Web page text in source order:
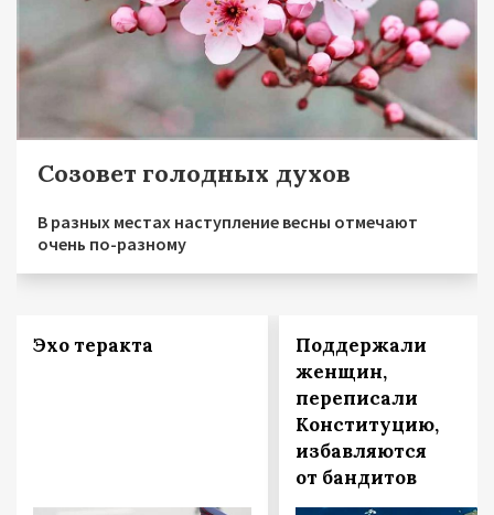
Созовет голодных духов
В разных местах наступление весны отмечают
очень по-разному
Эхо теракта
Поддержали
женщин,
переписали
Конституцию,
избавляются
от бандитов